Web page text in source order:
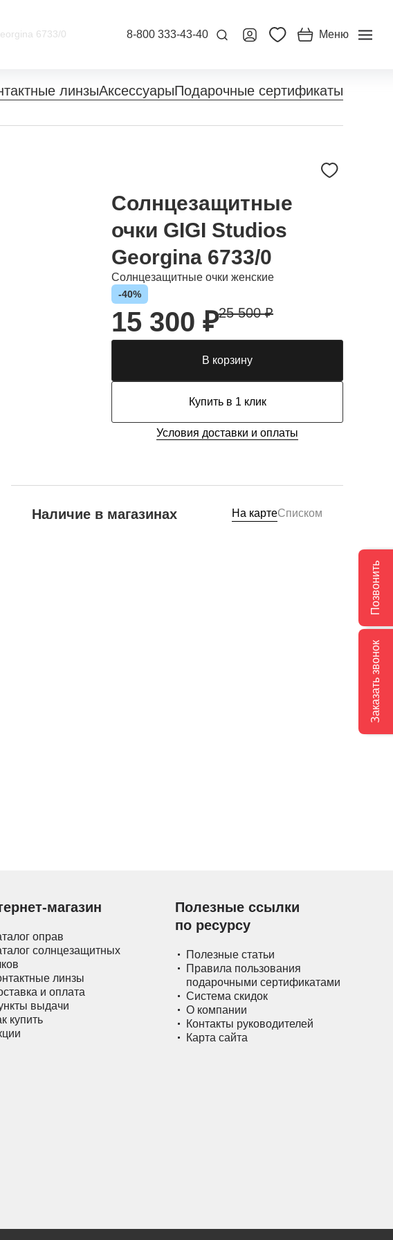
8-800 333-43-40 Меню
6733/0
линзыАксессуарыПодарочные сертификаты
Солнцезащитные
очки GIGI Studios
Georgina 6733/0
Солнцезащитные очки женские
-40%
15 300 ₽25 500 ₽
В корзину
Купить в 1 клик
Условия доставки и оплаты
Наличие в магазинах На картеСписком
магазин
оправ
солнцезащитных
линзы
и оплата
выдачи
купить
Полезные ссылки
по ресурсу
Полезные статьи
Правила пользования
подарочными сертификатами
Система скидок
О компании
Контакты руководителей
Карта сайта
Заказать звонок
Позвонить